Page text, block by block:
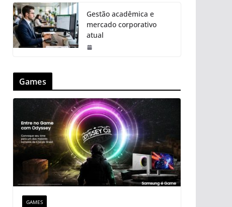
Gestão acadêmica e
mercado corporativo
atual
Games
GAMES